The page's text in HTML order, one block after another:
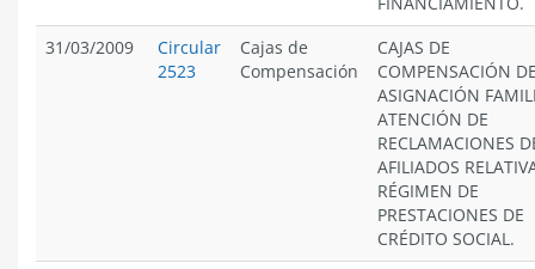
31/03/2009
Circular
2523
Cajas de
Compensación
CAJAS DE
COMPENSACIÓN
ASIGNACIÓN
ATENCIÓN DE
RECLAMACIONES
AFILIADOS
RÉGIMEN DE
PRESTACIONES DE
CRÉDITO SOCIAL.